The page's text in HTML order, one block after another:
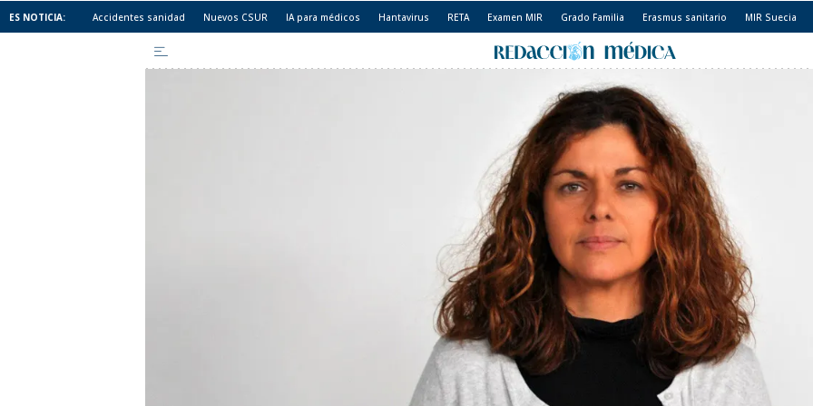
ES NOTICIA: Accidentes sanidad Nuevos CSUR IA para médicos Hantavirus RETA Examen MIR Grado Familia Erasmus sanitario MIR Suecia